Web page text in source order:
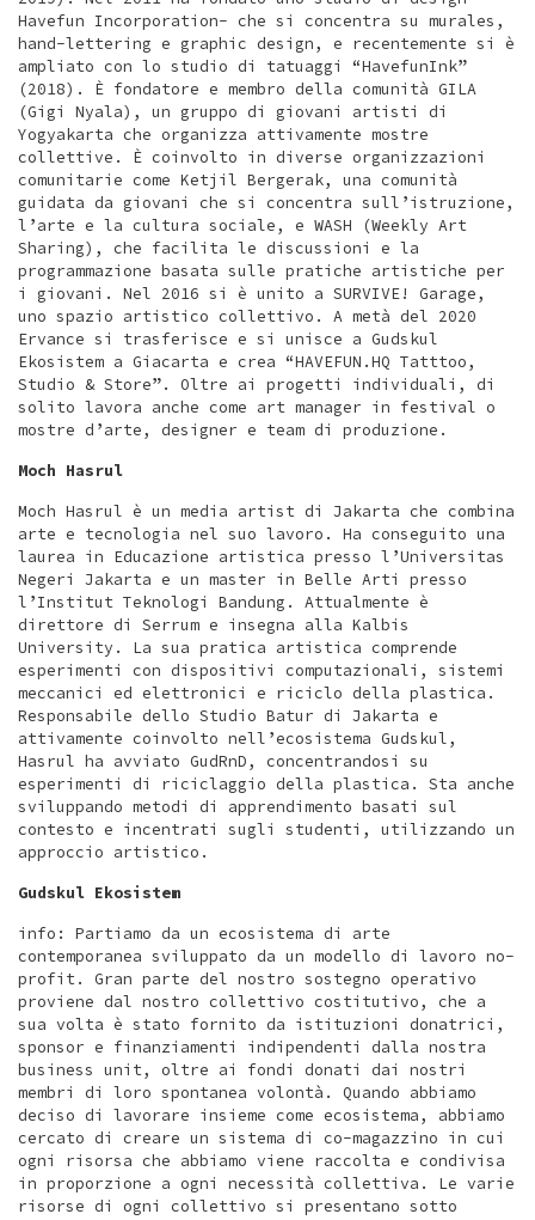
Havefun Incorporation- che si concentra su murales,
hand-lettering e graphic design, e recentemente si è
ampliato con lo studio di tatuaggi “HavefunInk”
(2018). È fondatore e membro della comunità GILA
(Gigi Nyala), un gruppo di giovani artisti di
Yogyakarta che organizza attivamente mostre
collettive. È coinvolto in diverse organizzazioni
comunitarie come Ketjil Bergerak, una comunità
guidata da giovani che si concentra sull’istruzione,
l’arte e la cultura sociale, e WASH (Weekly Art
Sharing), che facilita le discussioni e la
programmazione basata sulle pratiche artistiche per
i giovani. Nel 2016 si è unito a SURVIVE! Garage,
uno spazio artistico collettivo. A metà del 2020
Ervance si trasferisce e si unisce a Gudskul
Ekosistem a Giacarta e crea “HAVEFUN.HQ Tatttoo,
Studio & Store”. Oltre ai progetti individuali, di
solito lavora anche come art manager in festival o
mostre d’arte, designer e team di produzione.
Moch Hasrul
Moch Hasrul è un media artist di Jakarta che combina
arte e tecnologia nel suo lavoro. Ha conseguito una
laurea in Educazione artistica presso l’Universitas
Negeri Jakarta e un master in Belle Arti presso
l’Institut Teknologi Bandung. Attualmente è
direttore di Serrum e insegna alla Kalbis
University. La sua pratica artistica comprende
esperimenti con dispositivi computazionali, sistemi
meccanici ed elettronici e riciclo della plastica.
Responsabile dello Studio Batur di Jakarta e
attivamente coinvolto nell’ecosistema Gudskul,
Hasrul ha avviato GudRnD, concentrandosi su
esperimenti di riciclaggio della plastica. Sta anche
sviluppando metodi di apprendimento basati sul
contesto e incentrati sugli studenti, utilizzando un
approccio artistico.
Gudskul Ekosistem
info: Partiamo da un ecosistema di arte
contemporanea sviluppato da un modello di lavoro no-
profit. Gran parte del nostro sostegno operativo
proviene dal nostro collettivo costitutivo, che a
sua volta è stato fornito da istituzioni donatrici,
sponsor e finanziamenti indipendenti dalla nostra
business unit, oltre ai fondi donati dai nostri
membri di loro spontanea volontà. Quando abbiamo
deciso di lavorare insieme come ecosistema, abbiamo
cercato di creare un sistema di co-magazzino in cui
ogni risorsa che abbiamo viene raccolta e condivisa
in proporzione a ogni necessità collettiva. Le varie
risorse di ogni collettivo si presentano sotto